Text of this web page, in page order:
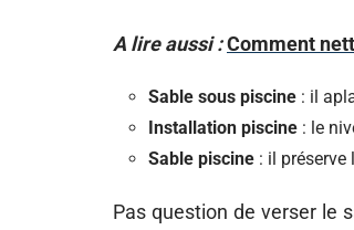
A lire aussi :Comment
Sable sous piscine : il
Installation piscine : le
Sable piscine : il
Pas question de verser le